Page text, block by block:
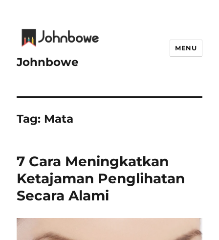
Johnbowe
MENU
Tag: Mata
7 Cara Meningkatkan
Ketajaman Penglihatan
Secara Alami